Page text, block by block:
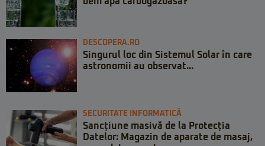
DESCOPERA.RO
Singurul loc din Sistemul Solar în care
astronomii au observat...
SECURITATE INFORMATICĂ
Sancțiune masivă de la Protecția
Datelor: Magazin de aparate de masaj,